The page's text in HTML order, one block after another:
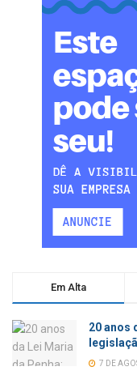
Em Alta
20 anos
7 DE